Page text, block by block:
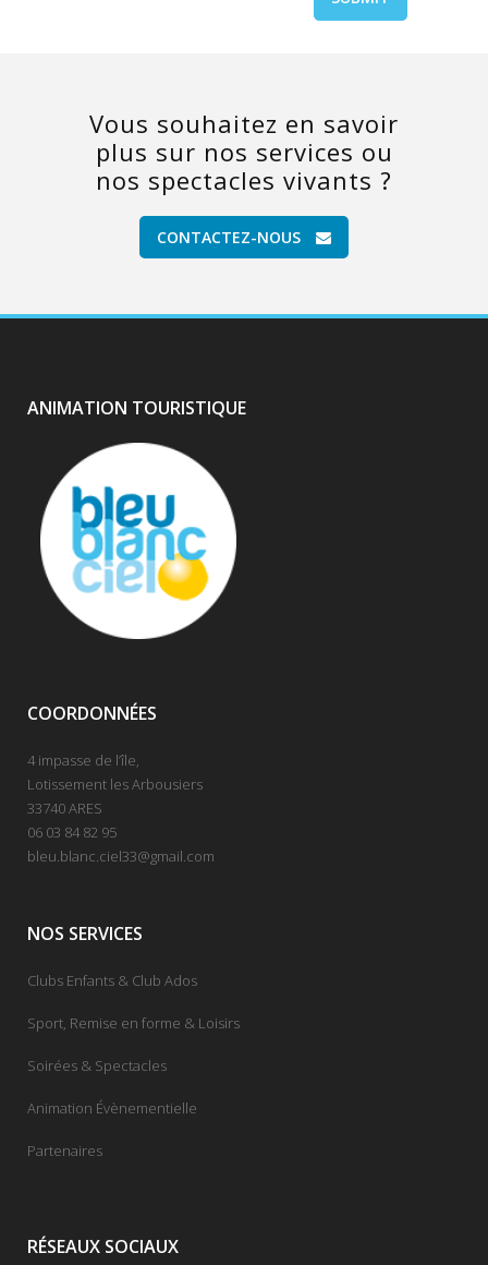
Vous souhaitez en savoir
plus sur nos services ou
nos spectacles vivants ?
CONTACTEZ-NOUS
ANIMATION TOURISTIQUE
COORDONNÉES
4 impasse de l’île,
Lotissement les Arbousiers
33740 ARES
06 03 84 82 95
bleu.blanc.ciel33@gmail.com
NOS SERVICES
Clubs Enfants & Club Ados
Sport, Remise en forme & Loisirs
Soirées & Spectacles
Animation Évènementielle
Partenaires
RÉSEAUX SOCIAUX